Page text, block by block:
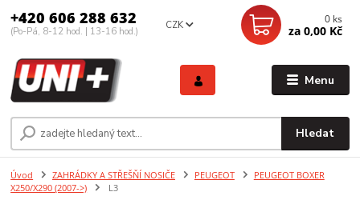
Menu
CZK
Hledat
+420 606 288 632
(Po-Pá, 8-12 hod. | 13-16 hod.)
0 ks
za 0,00 Kč
Úvod ZAHRÁDKY A STŘEŠŇÍ NOSIČE PEUGEOT
PEUGEOT BOXER
X250/X290 (2007->)
L3